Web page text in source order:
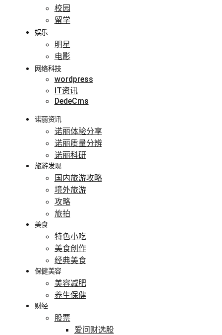
校园
留学
娱乐
明星
电影
网络科技
wordpress
IT资讯
DedeCms
诺丽资讯
诺丽体验分享
诺丽质量分辨
诺丽科研
旅游发现
国内旅游攻略
境外旅游
攻略
旅拍
美食
特色小吃
美食创作
经典美食
保健美容
美容减肥
养生保健
财经
股票
爱问财选股